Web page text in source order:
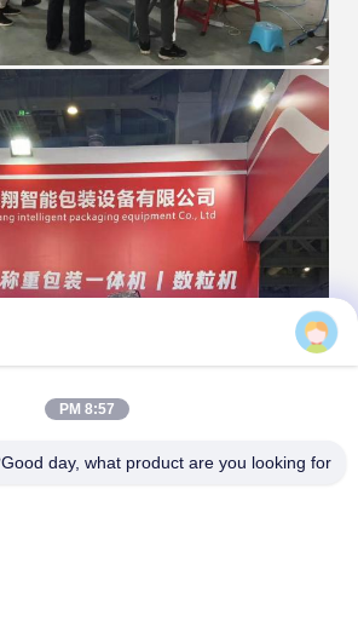
8:57 PM
Good day, what product are you looking for?